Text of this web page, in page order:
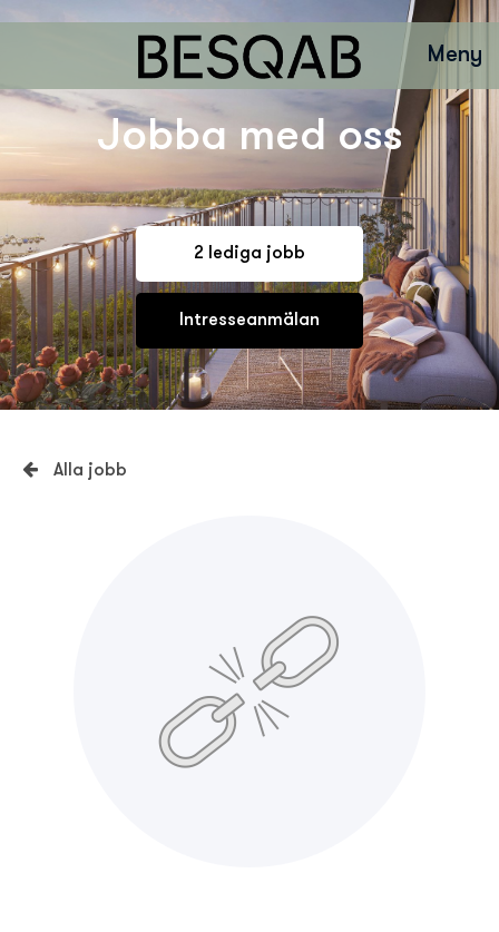
Jobba med oss
2 lediga jobb
Intresseanmälan
Meny
Alla jobb